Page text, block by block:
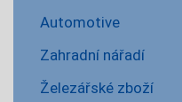
Automotive
Zahradní nářadí
Železářské zboží